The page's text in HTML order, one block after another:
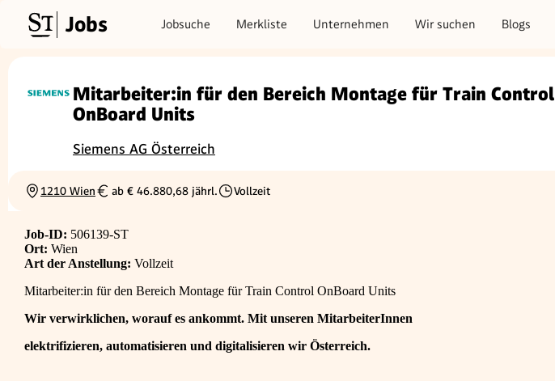
Jobs Jobsuche Merkliste Unternehmen Wir suchen Blogs
Mitarbeiter:in für den Bereich Montage für Train Control
OnBoard Units
Siemens AG Österreich
Ortschaft
1210 Wien
Gehalt
ab € 46.880,68 jährl.
Beschäftigungsart
Vollzeit
Job-ID: 506139-ST
Ort: Wien
Art der Anstellung: Vollzeit
Mitarbeiter:in für den Bereich Montage für Train Control OnBoard Units
Wir verwirklichen, worauf es ankommt. Mit unseren MitarbeiterInnen
elektrifizieren, automatisieren und digitalisieren wir Österreich.